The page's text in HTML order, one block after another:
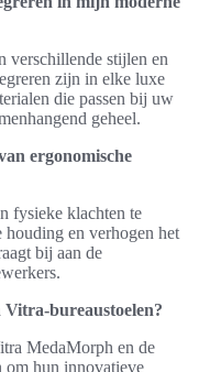
verschillende stijlen en
zijn in elke luxe
die passen bij uw
geheel.
ergonomische
fysieke klachten te
houding en verhogen het
bij aan de
bureaustoelen?
MedaMorph en de
om hun innovatieve